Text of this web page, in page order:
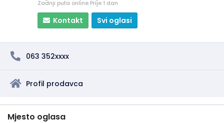
Zadnji puta online Prije 1 dan
Kontakt Svi oglasi
063 352xxxx
Profil prodavca
Mjesto oglasa